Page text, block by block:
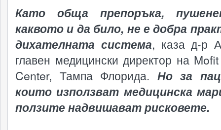
Като обща препоръка,
каквото и да било, не е добра
дихателната система, каза д-р
главен медицински директор на
Center, Тампа Флорида. Но за
които използват медицинска
ползите надвишават рисковете.